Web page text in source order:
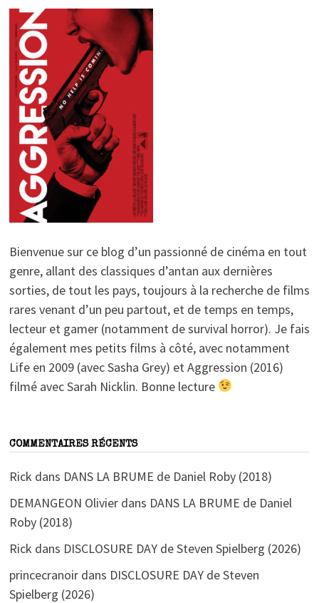
Bienvenue sur ce blog d’un passionné de cinéma en tout
genre, allant des classiques d’antan aux dernières
sorties, de tout les pays, toujours à la recherche de films
rares venant d’un peu partout, et de temps en temps,
lecteur et gamer (notamment de survival horror). Je fais
également mes petits films à côté, avec notamment
Life en 2009 (avec Sasha Grey) et Aggression (2016)
filmé avec Sarah Nicklin. Bonne lecture
COMMENTAIRES RÉCENTS
Rick dans DANS LA BRUME de Daniel Roby (2018)
DEMANGEON Olivierdans DANS LA BRUME de Daniel
Roby (2018)
Rick dans DISCLOSURE DAY de Steven Spielberg (2026)
princecranoirdans DISCLOSURE DAY de Steven
Spielberg (2026)